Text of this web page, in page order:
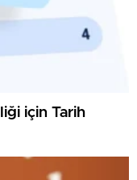
için Tarih